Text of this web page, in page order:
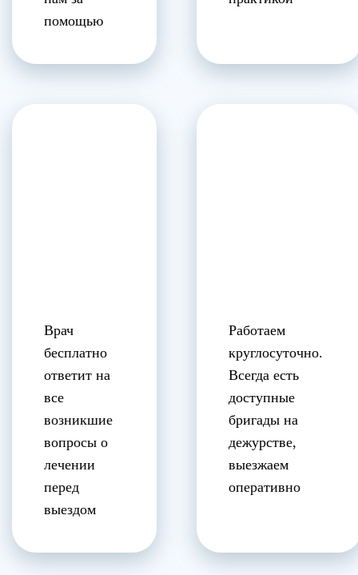
помощью
Врач
бесплатно
ответит на
все
возникшие
вопросы о
лечении
перед
выездом
Работаем
круглосуточно.
Всегда есть
доступные
бригады на
дежурстве,
выезжаем
оперативно